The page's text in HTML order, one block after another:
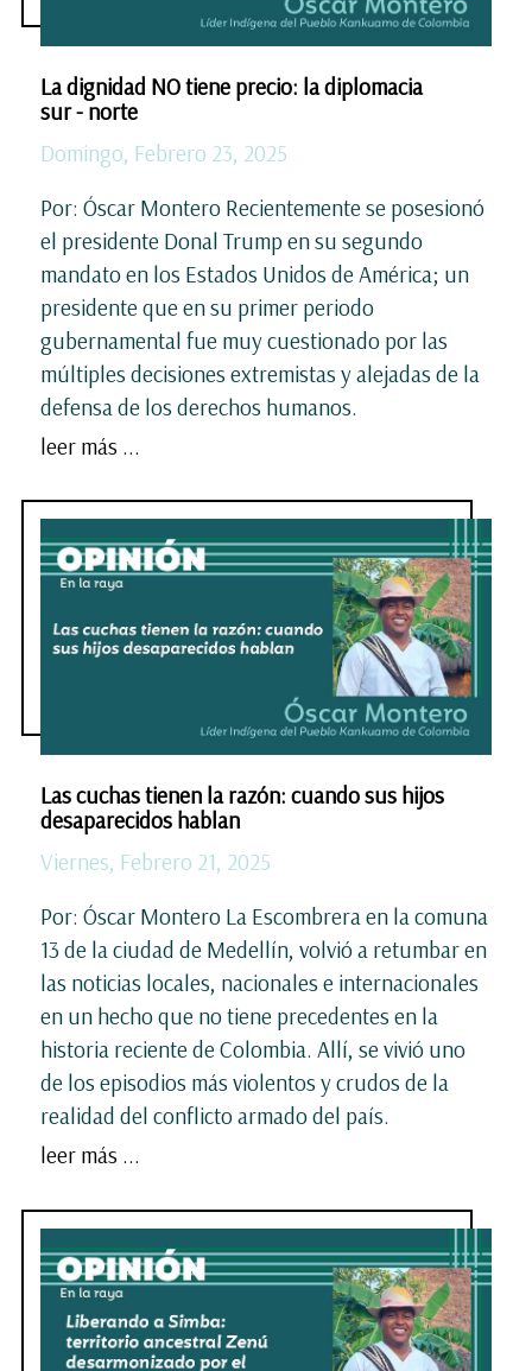
La dignidad NO tiene precio: la diplomacia
sur - norte
Domingo, Febrero 23, 2025
Por: Óscar Montero Recientemente se posesionó
el presidente Donal Trump en su segundo
mandato en los Estados Unidos de América; un
presidente que en su primer periodo
gubernamental fue muy cuestionado por las
múltiples decisiones extremistas y alejadas de la
defensa de los derechos humanos.
leer más ...
Las cuchas tienen la razón: cuando sus hijos
desaparecidos hablan
Viernes, Febrero 21, 2025
Por: Óscar Montero La Escombrera en la comuna
13 de la ciudad de Medellín, volvió a retumbar en
las noticias locales, nacionales e internacionales
en un hecho que no tiene precedentes en la
historia reciente de Colombia. Allí, se vivió uno
de los episodios más violentos y crudos de la
realidad del conflicto armado del país.
leer más ...